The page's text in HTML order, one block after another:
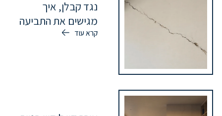
נגד קבלן, איך
מגישים את התביעה
קרא עוד